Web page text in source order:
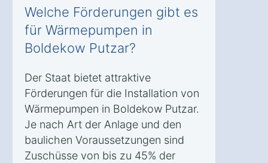
Welche Förderungen gibt es
für Wärmepumpen in
Boldekow Putzar?
Der Staat bietet attraktive
Förderungen für die Installation von
Wärmepumpen in Boldekow Putzar.
Je nach Art der Anlage und den
baulichen Voraussetzungen sind
Zuschüsse von bis zu 45% der